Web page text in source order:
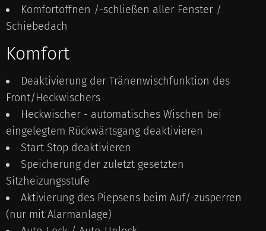
Komfortöffnen /-schließen aller Fenster /
Schiebedach
Komfort
Deaktivierung der Tränenwischfunktion des
Front/Heckwischers
Heckwischer - automatisches Wischen bei
eingelegtem Rückwärtsgang deaktivieren
Start Stop deaktivieren
Speicherung der zuletzt gesetzten
Sitzheizungsstufe
Aktivierung des Piepsens beim Auf/-zusperren
(nur mit Alarmanlage)